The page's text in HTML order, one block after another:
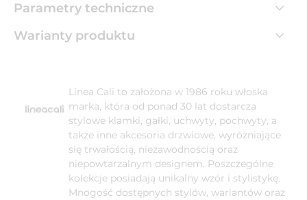
Parametry techniczne
Warianty produktu
Linea Cali to założona w 1986 roku włoska
marka, która od ponad 30 lat dostarcza
stylowe klamki, gałki, uchwyty, pochwyty, a
także inne akcesoria drzwiowe, wyróżniające
się trwałością, niezawodnością oraz
niepowtarzalnym designem. Poszczególne
kolekcje posiadają unikalny wzór i stylistykę.
Mnogość dostępnych stylów, wariantów oraz